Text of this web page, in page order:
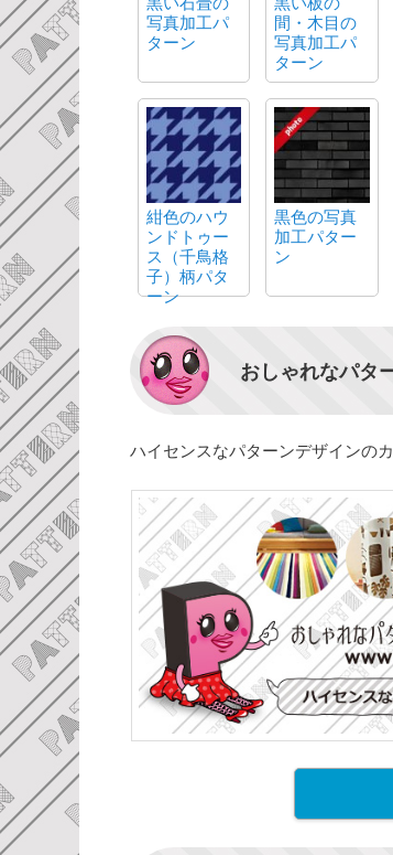
写真加工パ
ターン
間・木目の
写真加工パ
ターン
紺色のハウ
ンドトゥー
ス（千鳥格
子）柄パタ
ーン
黒色の写真
加工パター
ン
おしゃれなパタ
ハイセンスなパターンデザインの